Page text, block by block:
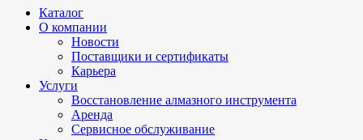
Каталог
О компании
Новости
Поставщики и сертификаты
Карьера
Услуги
Восстановление алмазного инструмента
Аренда
Сервисное обслуживание